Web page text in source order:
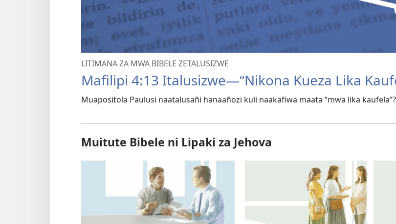
LITIMANA ZA MWA BIBELE ZETALUSIZWE
Mafilipi 4:13 Italusizwe—“Nikona Kueza Lika
Muapositola Paulusi naatalusañi hanaañozi kuli naakafiwa maata “mwa lika kaufela”?
Muitute Bibele ni Lipaki za Jehova